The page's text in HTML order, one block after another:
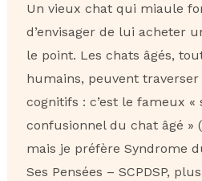
Un vieux chat qui miaule
d’envisager de lui acheter
le point. Les chats âgés,
humains, peuvent
cognitifs : c’est le fameux «
confusionnel du chat âgé »
mais je préfère Syndrome
Ses Pensées – SCPDSP,